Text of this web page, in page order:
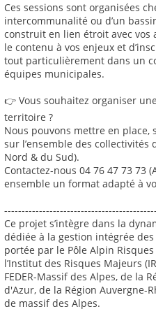
Ces sessions sont organisées
intercommunalité ou d’un
construit en lien étroit avec vos
le contenu à vos enjeux et
tout particulièrement dans un
équipes municipales.
👉 Vous souhaitez organiser
territoire ?
Nous pouvons mettre en place,
sur l’ensemble des collectivités
Nord & du Sud).
Contactez-nous 04 76 47 73 73
ensemble un format adapté à
Ce projet s’intègre dans la
dédiée à la gestion intégrée
portée par le Pôle Alpin
l’Institut des Risques Majeurs
FEDER-Massif des Alpes, de la
d'Azur, de la Région Auvergne-
de massif des Alpes.